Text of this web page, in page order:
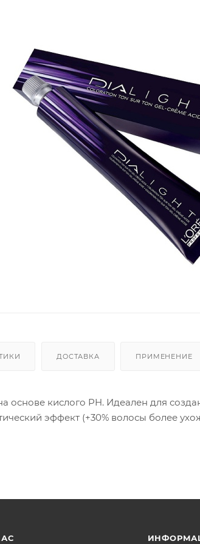
ДОСТАВКА ПРИМЕНЕНИЕ
основе кислого PH. Идеален для
эффект (+30% волосы более